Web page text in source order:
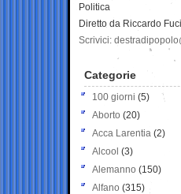
Politica
Diretto da Riccardo
Scrivici:
Categorie
100 giorni (5)
Aborto (20)
Acca Larentia (2)
Alcool (3)
Alemanno (150)
Alfano (315)